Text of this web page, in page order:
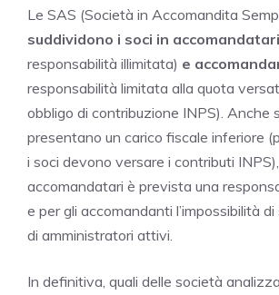
Le SAS (Società in Accomandita
suddividono i soci in accomandatari
responsabilità illimitata) e
responsabilità limitata alla quota
obbligo di contribuzione INPS). Anche
presentano un carico fiscale inferiore
i soci devono versare i contributi
accomandatari è prevista una
e per gli accomandanti l’impossibilità
di amministratori attivi.
In definitiva, quali delle società